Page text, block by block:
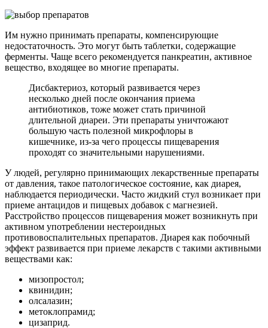
Им нужно принимать препараты, компенсирующие
недостаточность. Это могут быть таблетки, содержащие
ферменты. Чаще всего рекомендуется панкреатин, активное
вещество, входящее во многие препараты.
Дисбактериоз, который развивается через
несколько дней после окончания приема
антибиотиков, тоже может стать причиной
длительной диареи. Эти препараты уничтожают
большую часть полезной микрофлоры в
кишечнике, из-за чего процессы пищеварения
проходят со значительными нарушениями.
У людей, регулярно принимающих лекарственные препараты
от давления, такое патологическое состояние, как диарея,
наблюдается периодически. Часто жидкий стул возникает при
приеме антацидов и пищевых добавок с магнезией.
Расстройство процессов пищеварения может возникнуть при
активном употреблении нестероидных
противовоспалительных препаратов. Диарея как побочный
эффект развивается при приеме лекарств с такими активными
веществами как:
мизопростол;
квинидин;
олсалазин;
метоклопрамид;
цизаприд.